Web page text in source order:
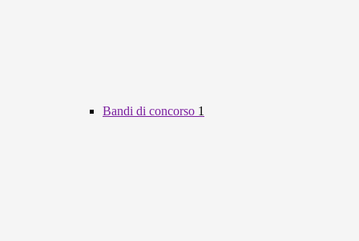
Bandi di concorso 1